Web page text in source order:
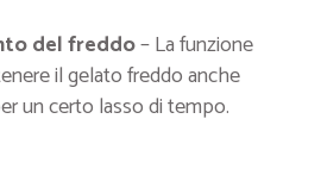
del freddo– La funzione
il gelato freddo anche
un certo lasso di tempo.